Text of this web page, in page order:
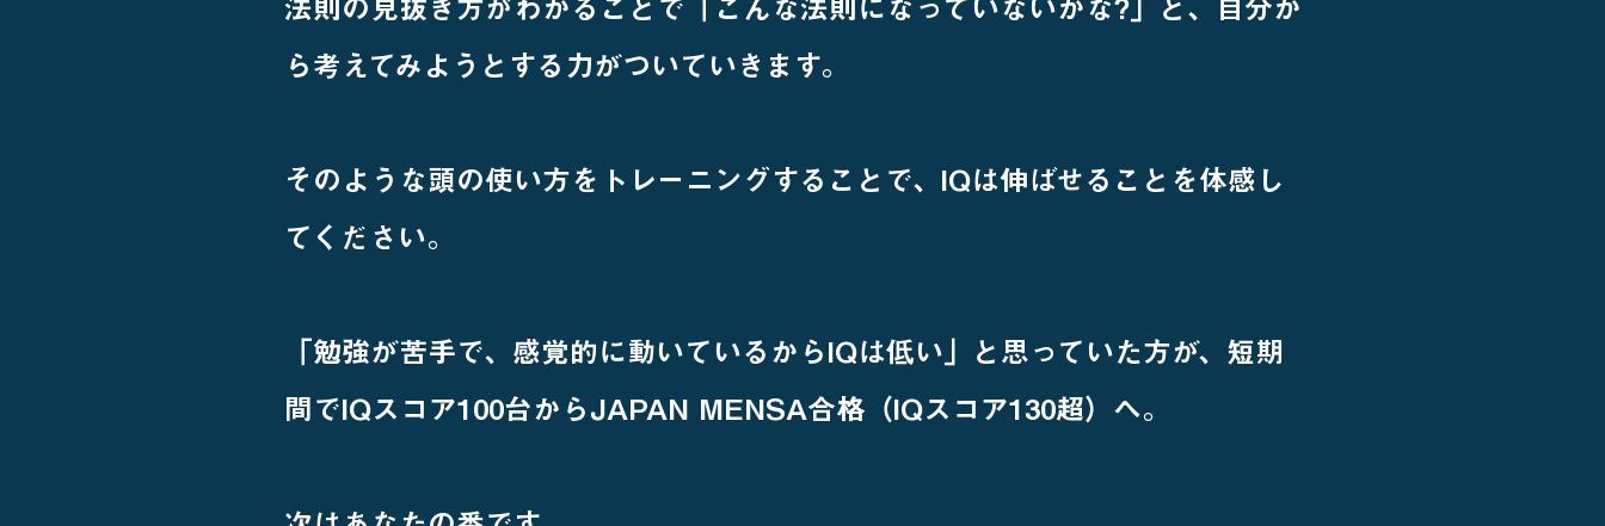
法則の見抜き方がわかることで「こんな法則になっていないかな?」と、自分か
ら考えてみようとする力がついていきます。
そのような頭の使い方をトレーニングすることで、IQは伸ばせることを体感し
てください。
「勉強が苦手で、感覚的に動いているからIQは低い」と思っていた方が、短期
間でIQスコア100台からJAPAN MENSA合格（IQスコア130超）へ。